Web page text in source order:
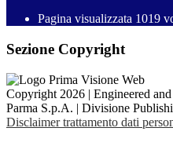
Pagina visualizzata 1019
Sezione Copyright
Copyright 2026 | Engineered
Parma S.p.A. | Divisione
Disclaimer trattamento dati